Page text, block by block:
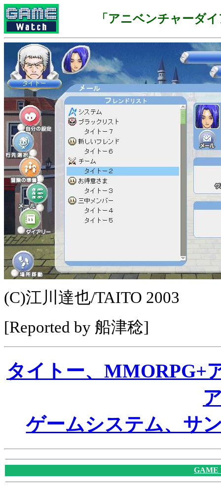
「アニベンチャーダ
(C)江川達也/TAITO 2003
[Reported by 船津稔]
タイトー、MMORPG+
ゲームシステム、サ
GAME